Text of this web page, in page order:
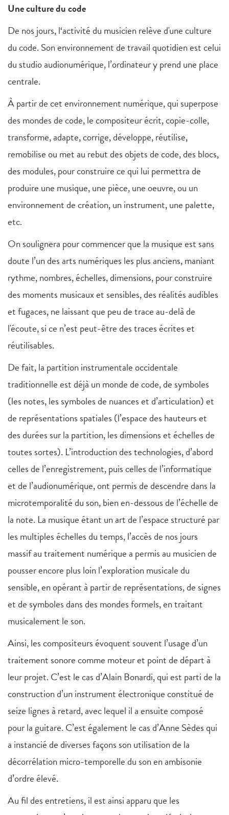
Une culture du code
De nos jours, l‘activité du musicien relève d'une culture
du code. Son environnement de travail quotidien est celui
du studio audionumérique, l’ordinateur y prend une place
centrale.
À partir de cet environnement numérique, qui superpose
des mondes de code, le compositeur écrit, copie-colle,
transforme, adapte, corrige, développe, réutilise,
remobilise ou met au rebut des objets de code, des blocs,
des modules, pour construire ce qui lui permettra de
produire une musique, une pièce, une oeuvre, ou un
environnement de création, un instrument, une palette,
etc.
On soulignera pour commencer que la musique est sans
doute l’un des arts numériques les plus anciens, maniant
rythme, nombres, échelles, dimensions, pour construire
des moments musicaux et sensibles, des réalités audibles
et fugaces, ne laissant que peu de trace au-delà de
l'écoute, si ce n’est peut-être des traces écrites et
réutilisables.
De fait, la partition instrumentale occidentale
traditionnelle est déjà un monde de code, de symboles
(les notes, les symboles de nuances et d’articulation) et
de représentations spatiales (l’espace des hauteurs et
des durées sur la partition, les dimensions et échelles de
toutes sortes). L’introduction des technologies, d’abord
celles de l’enregistrement, puis celles de l’informatique
et de l’audionumérique, ont permis de descendre dans la
microtemporalité du son, bien en-dessous de l’échelle de
la note. La musique étant un art de l’espace structuré par
les multiples échelles du temps, l’accès de nos jours
massif au traitement numérique a permis au musicien de
pousser encore plus loin l’exploration musicale du
sensible, en opérant à partir de représentations, de signes
et de symboles dans des mondes formels, en traitant
musicalement le son.
Ainsi, les compositeurs évoquent souvent l’usage d’un
traitement sonore comme moteur et point de départ à
leur projet. C’est le cas d’Alain Bonardi, qui est parti de la
construction d’un instrument électronique constitué de
seize lignes à retard, avec lequel il a ensuite composé
pour la guitare. C’est également le cas d’Anne Sèdes qui
a instancié de diverses façons son utilisation de la
décorrélation micro-temporelle du son en ambisonie
d’ordre élevé.
Au fil des entretiens, il est ainsi apparu que les